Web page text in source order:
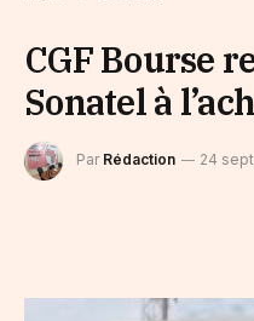
CGF Bourse
Sonatel à
Par Rédaction 24